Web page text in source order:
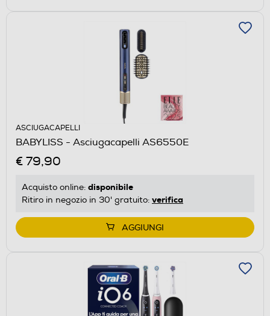
ASCIUGACAPELLI
BABYLISS - Asciugacapelli AS6550E
€ 79,90
Acquisto online: disponibile
Ritiro in negozio in 30' gratuito: verifica
AGGIUNGI